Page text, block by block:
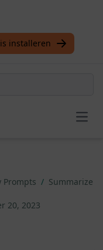
installeren
Prompts / Summarize
20, 2023